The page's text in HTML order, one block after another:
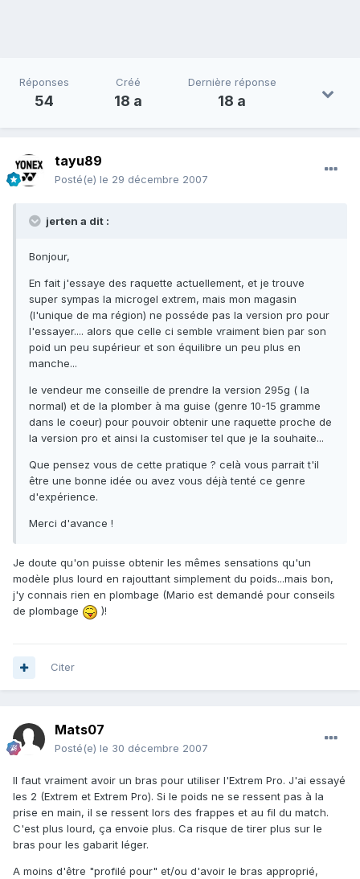
Réponses
54
Créé
18 a
Dernière réponse
18 a
tayu89
Posté(e) le 29 décembre 2007
jerten a dit :
Bonjour,
En fait j'essaye des raquette actuellement, et je trouve
super sympas la microgel extrem, mais mon magasin
(l'unique de ma région) ne posséde pas la version pro pour
l'essayer.... alors que celle ci semble vraiment bien par son
poid un peu supérieur et son équilibre un peu plus en
manche...
le vendeur me conseille de prendre la version 295g ( la
normal) et de la plomber à ma guise (genre 10-15 gramme
dans le coeur) pour pouvoir obtenir une raquette proche de
la version pro et ainsi la customiser tel que je la souhaite...
Que pensez vous de cette pratique ? celà vous parrait t'il
être une bonne idée ou avez vous déjà tenté ce genre
d'expérience.
Merci d'avance !
Je doute qu'on puisse obtenir les mêmes sensations qu'un
modèle plus lourd en rajouttant simplement du poids...mais bon,
j'y connais rien en plombage (Mario est demandé pour conseils
de plombage
)!
Citer
Mats07
Posté(e) le 30 décembre 2007
Il faut vraiment avoir un bras pour utiliser l'Extrem Pro. J'ai essayé
les 2 (Extrem et Extrem Pro). Si le poids ne se ressent pas à la
prise en main, il se ressent lors des frappes et au fil du match.
C'est plus lourd, ça envoie plus. Ca risque de tirer plus sur le
bras pour les gabarit léger.
A moins d'être "profilé pour" et/ou d'avoir le bras approprié,